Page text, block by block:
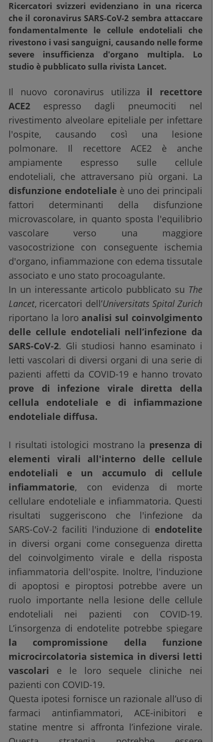
Ricercatori svizzeri evidenziano in una ricerca
che il coronavirus SARS-CoV-2 sembra attaccare
fondamentalmente le cellule endoteliali che
rivestono i vasi sanguigni, causando nelle forme
severe insufficienza d'organo multipla. Lo
studio è pubblicato sulla rivista Lancet.
Il nuovo coronavirus utilizza il recettore
ACE2 espresso dagli pneumociti nel
rivestimento alveolare epiteliale per infettare
l'ospite, causando così una lesione
polmonare. Il recettore ACE2 è anche
ampiamente espresso sulle cellule
endoteliali, che attraversano più organi. La
disfunzione endoteliale è uno dei principali
fattori determinanti della disfunzione
microvascolare, in quanto sposta l'equilibrio
vascolare verso una maggiore
vasocostrizione con conseguente ischemia
d'organo, infiammazione con edema tissutale
associato e uno stato procoagulante.
In un interessante articolo pubblicato su The
Lancet, ricercatori dell’Universitats Spital Zurich
riportano la loro analisi sul coinvolgimento
delle cellule endoteliali nell’infezione da
SARS-CoV-2. Gli studiosi hanno esaminato i
letti vascolari di diversi organi di una serie di
pazienti affetti da COVID-19 e hanno trovato
prove di infezione virale diretta della
cellula endoteliale e di infiammazione
endoteliale diffusa.
I risultati istologici mostrano la presenza di
elementi virali all'interno delle cellule
endoteliali e un accumulo di cellule
infiammatorie, con evidenza di morte
cellulare endoteliale e infiammatoria. Questi
risultati suggeriscono che l'infezione da
SARS-CoV-2 faciliti l'induzione di endotelite
in diversi organi come conseguenza diretta
del coinvolgimento virale e della risposta
infiammatoria dell'ospite. Inoltre, l'induzione
di apoptosi e piroptosi potrebbe avere un
ruolo importante nella lesione delle cellule
endoteliali nei pazienti con COVID-19.
L’insorgenza di endotelite potrebbe spiegare
la compromissione della funzione
microcircolatoria sistemica in diversi letti
vascolari e le loro sequele cliniche nei
pazienti con COVID-19.
Questa ipotesi fornisce un razionale all’uso di
farmaci antinfiammatori, ACE-inibitori e
statine mentre si affronta l’infezione virale.